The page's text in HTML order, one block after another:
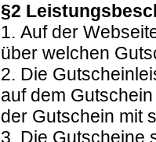
§2
1. Auf der
über welchen
2. Die
auf dem
der Gutschein mit
3. Die Gutscheine